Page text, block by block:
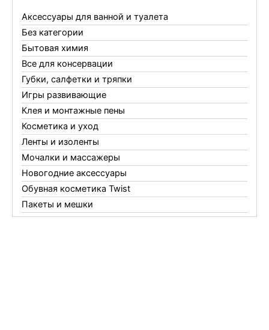
Аксессуары для ванной и туалета
Без категории
Бытовая химия
Все для консервации
Губки, салфетки и тряпки
Игры развивающие
Клея и монтажные пены
Косметика и уход
Ленты и изоленты
Мочалки и массажеры
Новогодние аксессуары
Обувная косметика Twist
Пакеты и мешки
Перчатки